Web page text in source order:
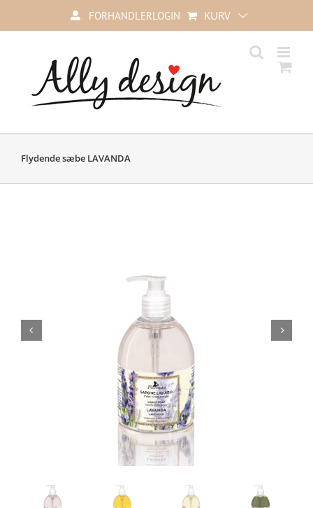
content
FORHANDLERLOGIN KURV
Flydende sæbe LAVANDA